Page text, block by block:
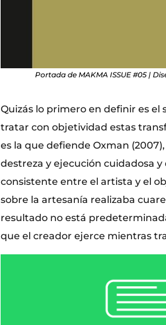
Portada de MAKMA ISSUE #05 |
Quizás lo primero en definir es
tratar con objetividad estas
es la que defiende Oxman
destreza y ejecución cuidadosa
consistente entre el artista y el
sobre la artesanía realizaba
resultado no está
que el creador ejerce mientras